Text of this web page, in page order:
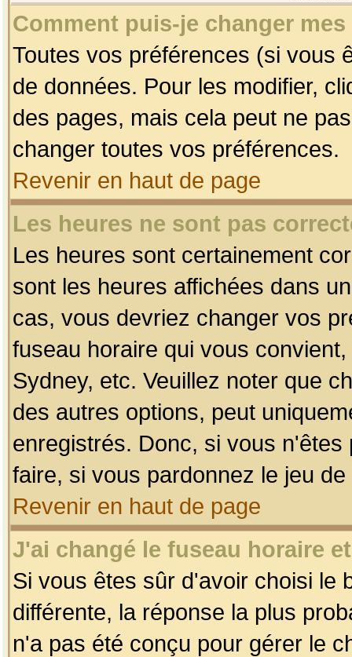
Comment puis-je changer
Toutes vos préférences (si vous
de données. Pour les modifier,
des pages, mais cela peut ne
changer toutes vos préférences.
Revenir en haut de page
Les heures ne sont pas
Les heures sont certainement
sont les heures affichées dans
cas, vous devriez changer vos
fuseau horaire qui vous
Sydney, etc. Veuillez noter que
des autres options, peut
enregistrés. Donc, si vous
faire, si vous pardonnez le jeu
Revenir en haut de page
J'ai changé le fuseau horaire
Si vous êtes sûr d'avoir choisi le
différente, la réponse la plus
n'a pas été conçu pour gérer le